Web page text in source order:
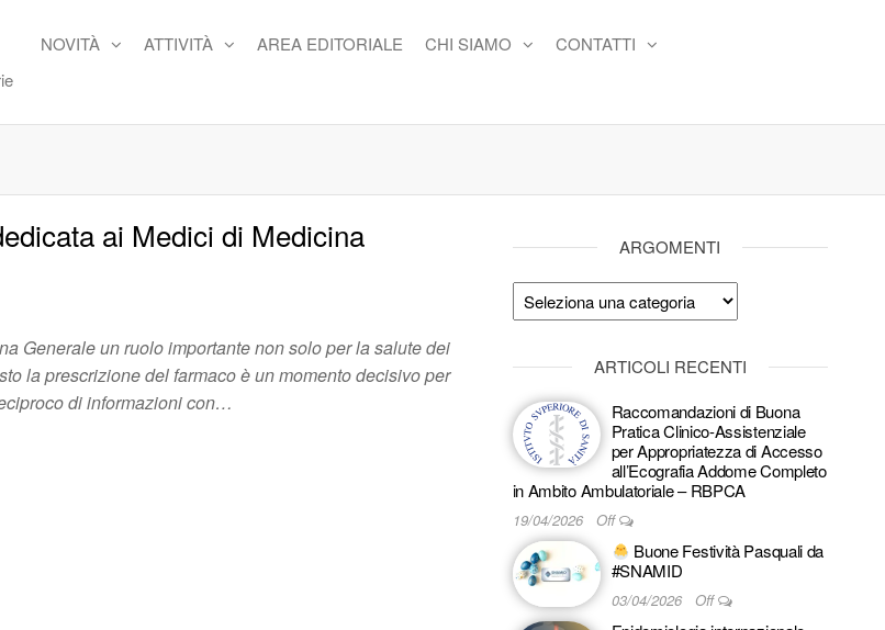
NOVITÀ ATTIVITÀ AREA EDITORIALE CHI SIAMO CONTATTI
ai Medici di Medicina
Generale un ruolo importante non solo per la salute dei
la prescrizione del farmaco è un momento decisivo per
di informazioni con…
ARGOMENTI
Argomenti
ARTICOLI RECENTI
Raccomandazioni di Buona
Pratica Clinico-Assistenziale
per Appropriatezza di Accesso
all’Ecografia Addome Completo
in Ambito Ambulatoriale – RBPCA
19/04/2026 Off
Buone Festività Pasquali da
#SNAMID
03/04/2026 Off